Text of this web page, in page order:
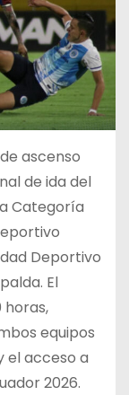
ascenso
de ida del
Categoría
Deportivo
El
horas,
equipos
el acceso a
2026.